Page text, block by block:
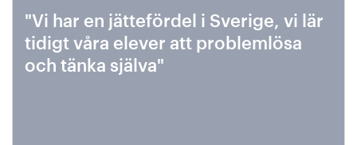
"Vi har en jättefördel i Sverige, vi lär
tidigt våra elever att problemlösa
och tänka själva"